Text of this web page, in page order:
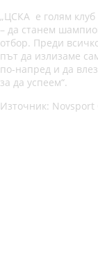
„ЦСКА е голям
– да станем
отбор. Преди
път да излизаме
по-напред и да
за да успеем“.
Източник: